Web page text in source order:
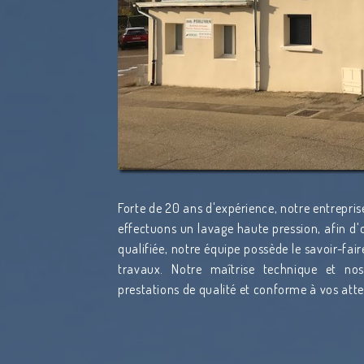
Forte de 20 ans d'expérience, notre
effectuons un lavage haute pression, afin
qualifiée, notre équipe possède le savoir-
travaux. Notre maîtrise technique et
prestations de qualité et conforme à vos